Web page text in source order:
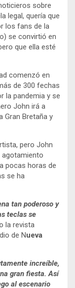
sobre
legal, quería que
los fans de la
se convirtió en
que ella esté
comenzó en
de 300 fechas
la pandemia y se
John irá a
Gran Bretaña y
pero John
agotamiento
pocas horas de
se ha
tan poderoso y
teclas se
la revista
de Nueva
increíble,
gran fiesta. Así
al escenario